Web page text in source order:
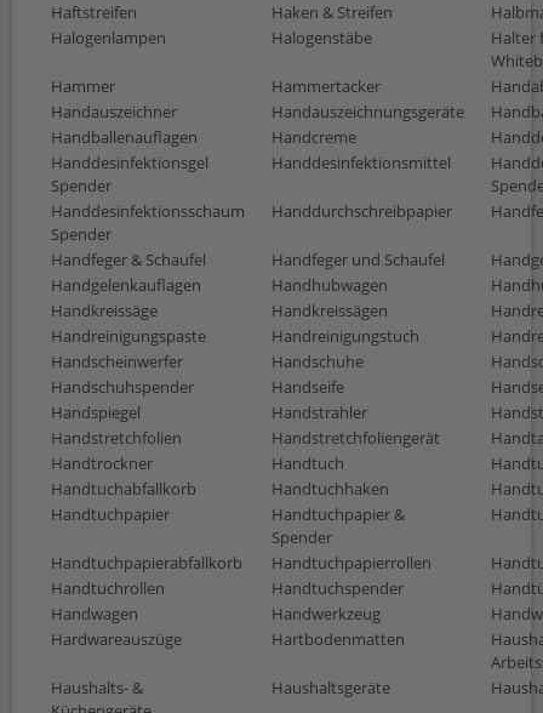
Haftstreifen
Haken & Streifen
Halogenlampen
Halogenstäbe
Halter
Hammer
Hammertacker
Handauszeichner
Handauszeichnungsgeräte
Handballenauflagen
Handcreme
Handdesinfektionsgel
Spender
Handdesinfektionsmittel
Handdesinfektionsschaum
Spender
Handdurchschreibpapier
Handfeger & Schaufel Handfeger und Schaufel
Handgelenkauflagen
Handhubwagen
Handkreissäge
Handkreissägen
Handreinigungspaste
Handreinigungstuch
Handscheinwerfer
Handschuhe
Handschuhspender
Handseife
Handspiegel
Handstrahler
Handstretchfolien
Handstretchfoliengerät
Handtrockner
Handtuch
Handtuchabfallkorb
Handtuchhaken
Handtuchpapier
Handtuchpapier &
Spender
Handtuchpapierabfallkorb Handtuchpapierrollen
Handtuchrollen
Handtuchspender
Handwagen
Handwerkzeug
Hardwareauszüge
Hartbodenmatten
Haushalts- &
Haushaltsgeräte